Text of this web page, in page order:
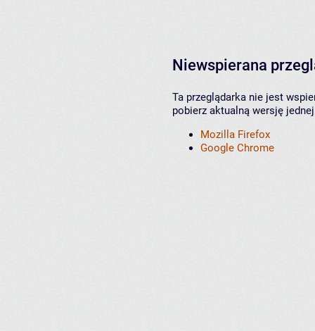
Niewspierana
Ta przeglądarka nie jest
pobierz aktualną wersję
Mozilla Firefox
Google Chrome